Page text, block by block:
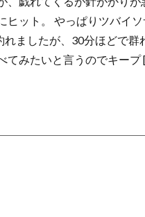
ヒット。 やっぱりツバイ
れましたが、30分ほどで
てみたいと言うのでキープ